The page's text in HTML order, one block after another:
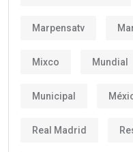
Marpensatv
Mixco Mundial
Municipal
Real Madrid